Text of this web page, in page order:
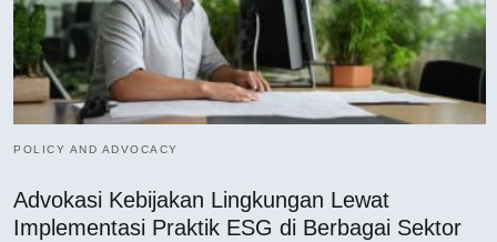
POLICY AND ADVOCACY
Advokasi Kebijakan Lingkungan Lewat
Implementasi Praktik ESG di Berbagai Sektor